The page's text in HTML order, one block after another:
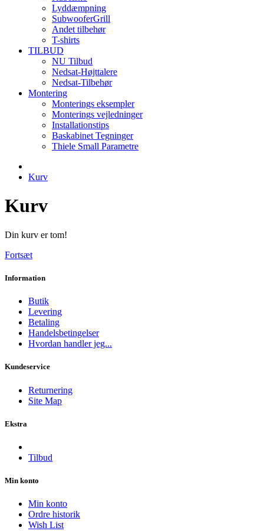
Lyddæmpning
SubwooferGrill
Andet tilbehør
T-shirts
TILBUD
NU Tilbud
Nedsat-Højttalere
Nedsat-Tilbehør
Montering
Monterings eksempler
Monterings vejledninger
Installationstips
Baskabinet Tegninger
Thiele Small Parametre
Kurv
Kurv
Din kurv er tom!
Fortsæt
Information
Butik
Levering
Betaling
Handelsbetingelser
Hvordan handler jeg...
Kundeservice
Returnering
Site Map
Ekstra
Tilbud
Min konto
Min konto
Ordre historik
Wish List